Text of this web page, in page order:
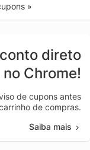
»
direto
no Chrome!
de cupons antes
de compras.
Saiba mais